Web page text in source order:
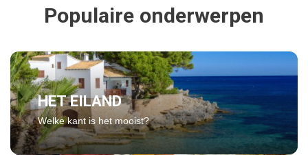
Populaire onderwerpen
HET EILAND
Welke kant is het mooist?